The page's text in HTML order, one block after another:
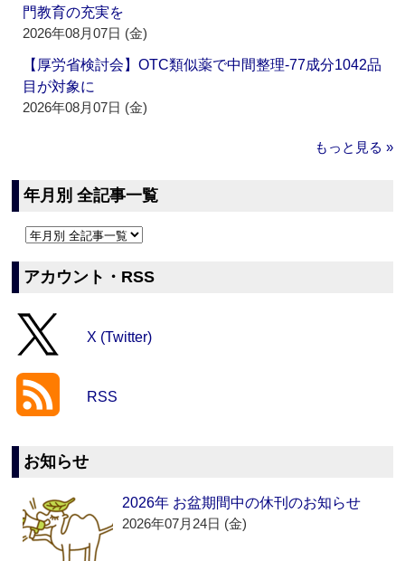
門教育の充実を
2026年08月07日 (金)
【厚労省検討会】OTC類似薬で中間整理‐77成分1042品
目が対象に
2026年08月07日 (金)
もっと見る »
年月別 全記事一覧
アカウント・RSS
X (Twitter)
RSS
お知らせ
2026年 お盆期間中の休刊のお知らせ
2026年07月24日 (金)